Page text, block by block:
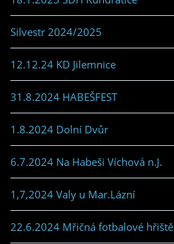
Silvestr 2024/2025
12.12.24 KD Jilemnice
31.8.2024 HABEŠFEST
1.8.2024 Dolní Dvůr
6.7.2024 Na Habeši Víchová n.J.
1,7,2024 Valy u Mar.Lázní
22.6.2024 Mřičná fotbalové hřiště